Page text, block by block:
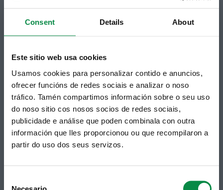
Consent Details About
Este sitio web usa cookies
Usamos cookies para personalizar contido e anuncios,
ofrecer funcións de redes sociais e analizar o noso
tráfico. Tamén compartimos información sobre o seu uso
do noso sitio cos nosos socios de redes sociais,
publicidade e análise que poden combinala con outra
información que lles proporcionou ou que recompilaron a
partir do uso dos seus servizos.
Necesario
Telf 981 883 002 | Fax 981 883 925
Puedes recibir la información publicada en la web
municipal en tu correo electrónico mediante una
suscripción al boletín de novedades.